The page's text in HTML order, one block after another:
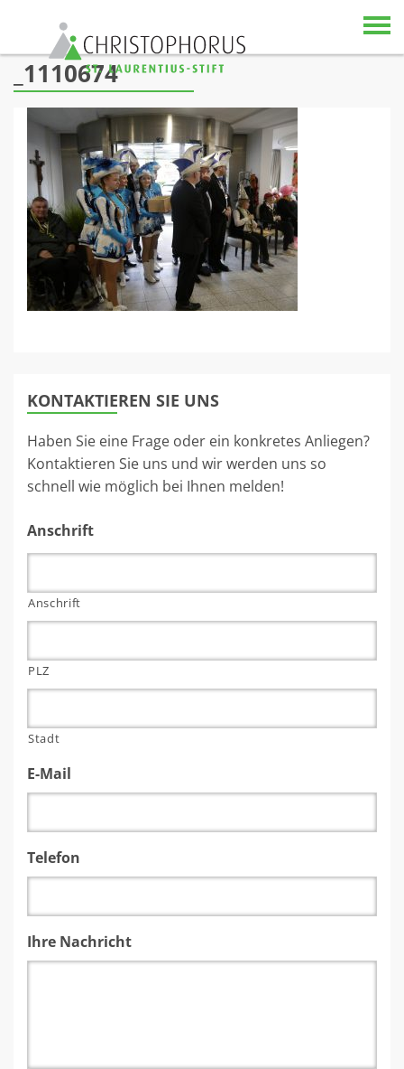
Skip to content
_1110674
KONTAKTIEREN SIE UNS
Haben Sie eine Frage oder ein konkretes Anliegen?
Kontaktieren Sie uns und wir werden uns so
schnell wie möglich bei Ihnen melden!
Anschrift
Anschrift
PLZ
Stadt
E-Mail
Telefon
Ihre Nachricht